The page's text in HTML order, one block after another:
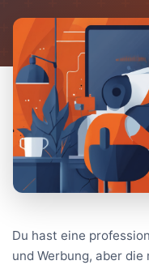
Du hast eine
und Werbung, aber